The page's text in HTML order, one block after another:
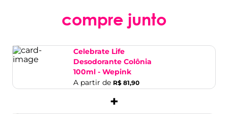
compre junto
Celebrate Life
Desodorante Colônia
100ml - Wepink
A partir de R$ 81,90
+